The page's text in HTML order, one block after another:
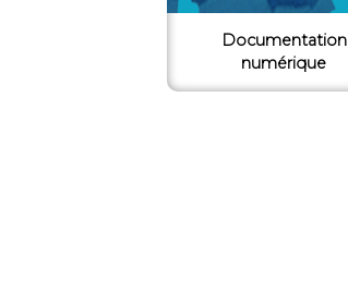
Documentation
numérique